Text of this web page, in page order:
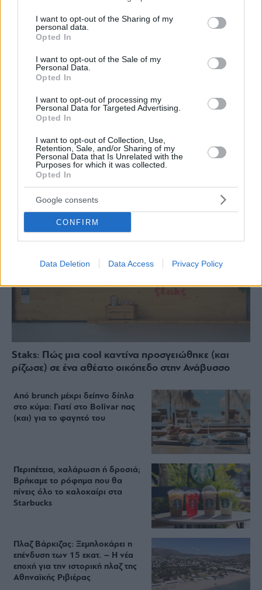
not limited to your visit or usage behaviour. You may click to
grant or deny consent to Google and its third-party tags to
use your data for below specified purposes in below Google
consent section.
I want to opt-out of the Sharing of my
personal data.
Opted In
I want to opt-out of the Sale of my
Personal Data.
Opted In
I want to opt-out of processing my
Personal Data for Targeted Advertising.
Opted In
I want to opt-out of Collection, Use,
Retention, Sale, and/or Sharing of my
Personal Data that Is Unrelated with the
Purposes for which it was collected.
Opted In
Google consents
CONFIRM
Data Deletion Data Access Privacy Policy
ΔΙΑΒΑΣΤΕ ΑΚΟΜΑ
Staks: Πώς μια cool καντίνα προσγειώθηκε (και
ρίζωσε) σε ένα αθέατο οικόπεδο στην Ανάβυσσο
Από brunch μέχρι δείπνο δίπλα
στο κύμα: Γιατί στο Bolivar πας
(και) για το φαγητό του
Περιπέτεια, χαλάρωση ή δροσιά;
Βρήκαμε το ρόφημα που θα
πίνεις όλο το καλοκαίρι στα
Starbucks
Πλαζ Βάρκιζας: Ξεμπλοκάρει η
επένδυση των 15 εκατ. – Η νέα
εποχή για την ιστορική πλαζ της
Αθηναϊκής Ριβιέρας